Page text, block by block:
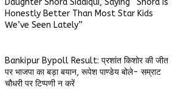
Honestly Better Than Most Star Kids
We’ve Seen Lately”
Bankipur Bypoll Result: प्रशांत किशोर की जीत
पर भाजपा का बड़ा बयान, रूपेश पाण्डेय बोले- सम्राट
चौधरी पर टिप्पणी न करें